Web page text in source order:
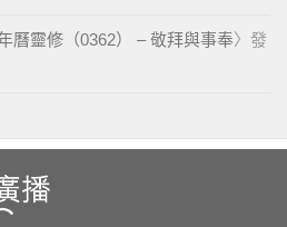
曆靈修（0362） – 敬拜與事奉〉發